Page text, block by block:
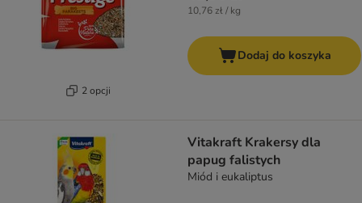
2 opcji
10,76 zł / kg
Dodaj do koszyka
Vitakraft Krakersy dla
papug falistych
Miód i eukaliptus